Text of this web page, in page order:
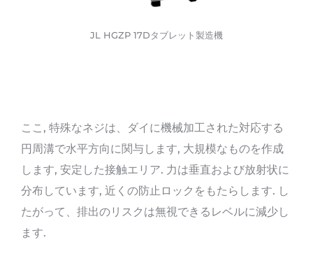
JL HGZP 17Dタブレット製造機
ここ, 特殊なネジは、ダイに機械加工された対応する
円周溝で水平方向に関与します, 大規模なものを作成
します, 安定した接触エリア. 力は垂直および放射状に
分布しています, 近くの防止ロックをもたらします. し
たがって、排出のリスクは無視できるレベルに減少し
ます.